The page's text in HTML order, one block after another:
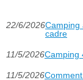
22/6/2026Camping
cadre
11/5/2026Camping
11/5/2026